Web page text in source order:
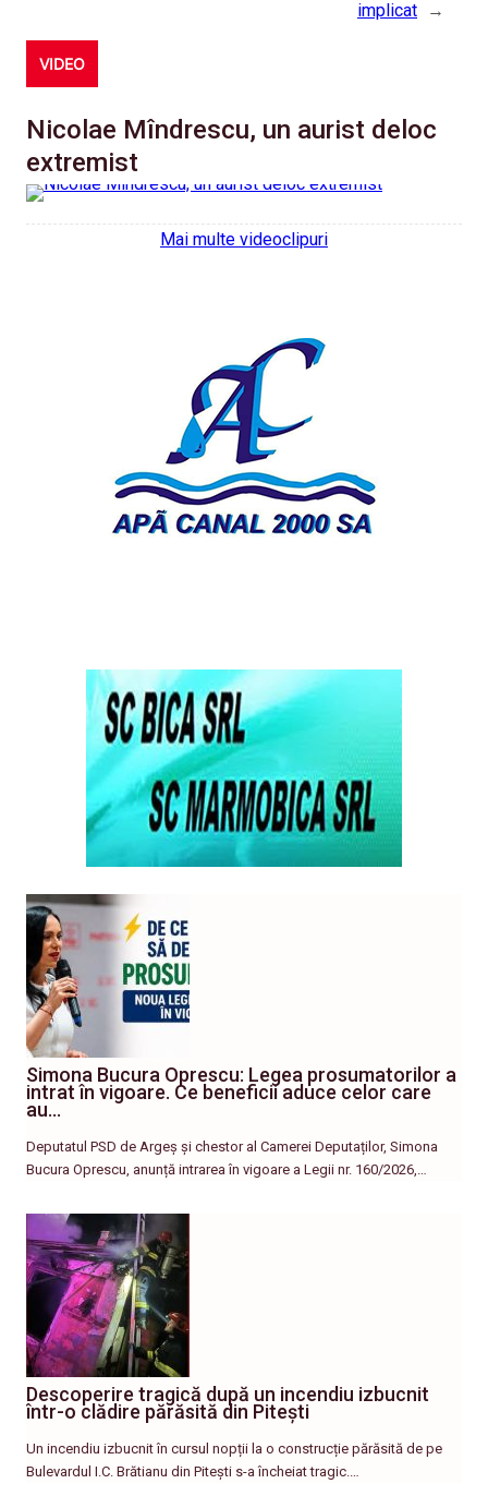
implicat →
VIDEO
Nicolae Mîndrescu, un aurist deloc
extremist
Mai multe videoclipuri
Simona Bucura Oprescu: Legea prosumatorilor a
intrat în vigoare. Ce beneficii aduce celor care
au…
Deputatul PSD de Argeș și chestor al Camerei Deputaților, Simona
Bucura Oprescu, anunță intrarea în vigoare a Legii nr. 160/2026,…
Descoperire tragică după un incendiu izbucnit
într-o clădire părăsită din Pitești
Un incendiu izbucnit în cursul nopții la o construcție părăsită de pe
Bulevardul I.C. Brătianu din Pitești s-a încheiat tragic.…